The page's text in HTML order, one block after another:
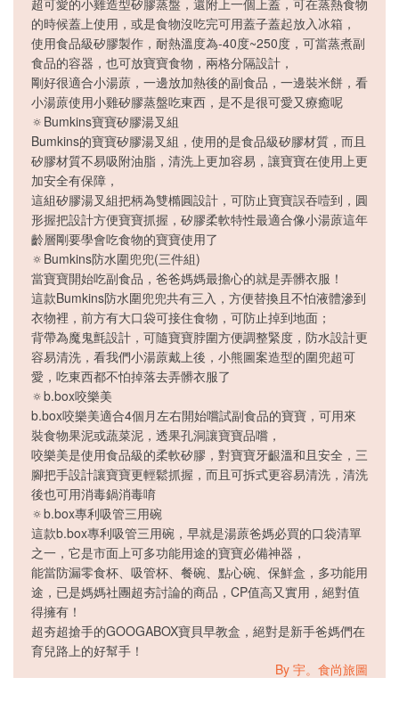
的時候蓋上使用，或是食物沒吃完可用蓋子蓋起放入冰箱，
使用食品級矽膠製作，耐熱溫度為-40度~250度，可當蒸煮副
食品的容器，也可放寶寶食物，兩格分隔設計，
剛好很適合小湯蒝，一邊放加熱後的副食品，一邊裝米餅，看
小湯蒝使用小雞矽膠蒸盤吃東西，是不是很可愛又療癒呢
🔅Bumkins寶寶矽膠湯叉組
Bumkins的寶寶矽膠湯叉組，使用的是食品級矽膠材質，而且
矽膠材質不易吸附油脂，清洗上更加容易，讓寶寶在使用上更
加安全有保障，
這組矽膠湯叉組把柄為雙橢圓設計，可防止寶寶誤吞噎到，圓
形握把設計方便寶寶抓握，矽膠柔軟特性最適合像小湯蒝這年
齡層剛要學會吃食物的寶寶使用了
🔅Bumkins防水圍兜兜(三件組)
當寶寶開始吃副食品，爸爸媽媽最擔心的就是弄髒衣服！
這款Bumkins防水圍兜兜共有三入，方便替換且不怕液體滲到
衣物裡，前方有大口袋可接住食物，可防止掉到地面；
背帶為魔鬼氈設計，可隨寶寶脖圍方便調整緊度，防水設計更
容易清洗，看我們小湯蒝戴上後，小熊圖案造型的圍兜超可
愛，吃東西都不怕掉落去弄髒衣服了
🔅b.box咬樂美
b.box咬樂美適合4個月左右開始嚐試副食品的寶寶，可用來
裝食物果泥或蔬菜泥，透果孔洞讓寶寶品嚐，
咬樂美是使用食品級的柔軟矽膠，對寶寶牙齦溫和且安全，三
腳把手設計讓寶寶更輕鬆抓握，而且可拆式更容易清洗，清洗
後也可用消毒鍋消毒唷
🔅b.box專利吸管三用碗
這款b.box專利吸管三用碗，早就是湯蒝爸媽必買的口袋清單
之一，它是市面上可多功能用途的寶寶必備神器，
能當防漏零食杯、吸管杯、餐碗、點心碗、保鮮盒，多功能用
途，已是媽媽社團超夯討論的商品，CP值高又實用，絕對值
得擁有！
超夯超搶手的GOOGABOX寶貝早教盒，絕對是新手爸媽們在
育兒路上的好幫手！
By 宇。食尚旅圖